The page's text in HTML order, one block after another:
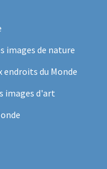
images de nature
endroits du Monde
images d'art